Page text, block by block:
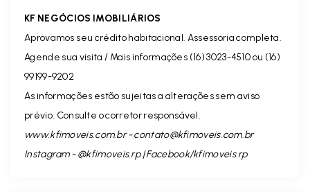
KF NEGÓCIOS IMOBILIÁRIOS
Aprovamos seu crédito habitacional. Assessoria completa.
Agende sua visita / Mais informações (16) 3023-4510 ou (16)
99199-9202
As informações estão sujeitas a alterações sem aviso
prévio. Consulte o corretor responsável.
www.kfimoveis.com.br -contato@kfimoveis.com.br
Instagram - @kfimoveis.rp | Facebook/kfimoveis.rp